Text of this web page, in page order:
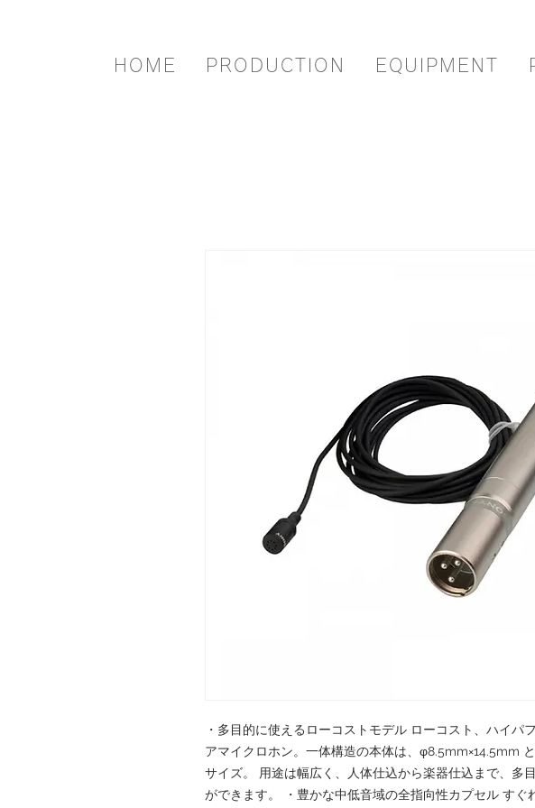
HOME PRODUCTION EQUIPMENT
・多目的に使えるローコストモデル ローコスト、ハイパ
アマイクロホン。一体構造の本体は、φ8.5mm×14.5mm
サイズ。 用途は幅広く、人体仕込から楽器仕込まで、多
ができます。 ・豊かな中低音域の全指向性カプセル すぐ